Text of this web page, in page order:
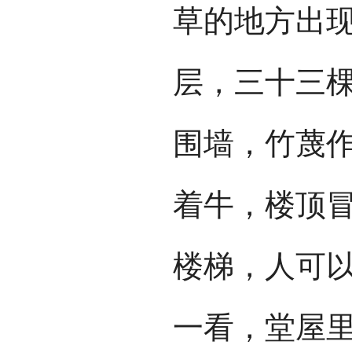
草的地方出
层，三十三
围墙，竹蔑
着牛，楼顶
楼梯，人可
一看，堂屋